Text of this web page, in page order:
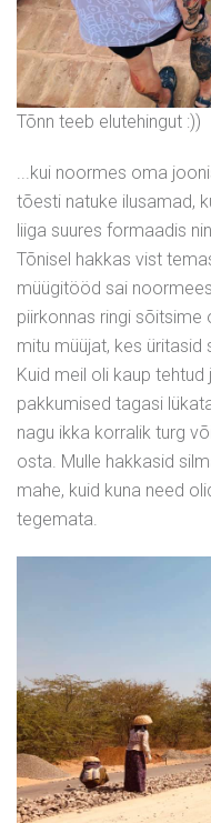
Tõnn teeb elutehingut :))
...kui noormes oma
tõesti natuke ilusamad,
liiga suures formaadis
Tõnisel hakkas vist
müügitööd sai
piirkonnas ringi sõitsime
mitu müüjat, kes
Kuid meil oli kaup
pakkumised tagasi
nagu ikka korralik turg
osta. Mulle hakkasid
mahe, kuid kuna need
tegemata.